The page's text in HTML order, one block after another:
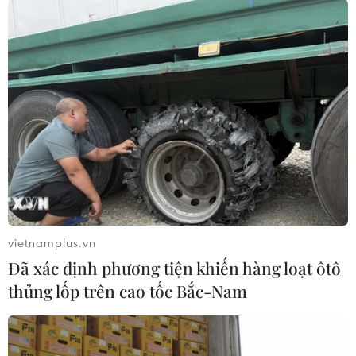
Nước rút, Quốc lộ 4A từ Lạng Sơn
đi Cao Bằng cơ bản thông xe
08/10/2025 08:54
Xã Thất Khê, vùng “rốn lũ” của tỉnh Lạng Sơn nước đã
rút. Hiện các đơn vị quân đội đã huy động lực lượng hỗ
trợ người dân dọn dẹp vệ sinh, thu dọn đồ đạc nhanh
chóng ổn định cuộc sống.
vietnamplus.vn
Đã xác định phương tiện khiến hàng loạt ôtô
thủng lốp trên cao tốc Bắc-Nam